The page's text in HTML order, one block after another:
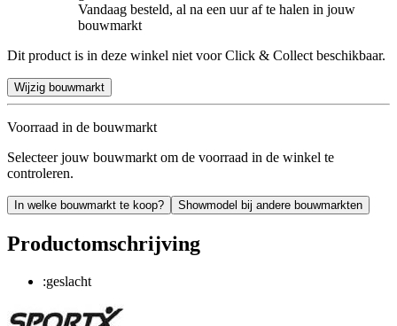
Vandaag besteld, al na een uur af te halen in jouw
bouwmarkt
Dit product is in deze winkel niet voor Click & Collect beschikbaar.
Wijzig bouwmarkt
Voorraad in de bouwmarkt
Selecteer jouw bouwmarkt om de voorraad in de winkel te
controleren.
In welke bouwmarkt te koop? Showmodel bij andere bouwmarkten
Productomschrijving
:geslacht